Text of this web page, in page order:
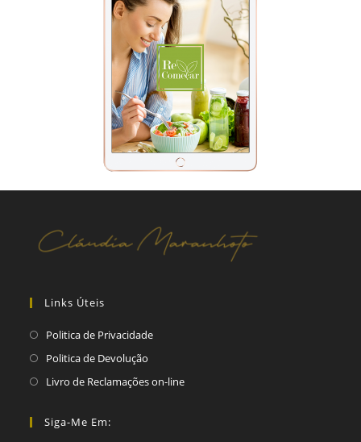
Links Úteis
Politica de Privacidade
Politica de Devolução
Livro de Reclamações on-line
Siga-Me Em: